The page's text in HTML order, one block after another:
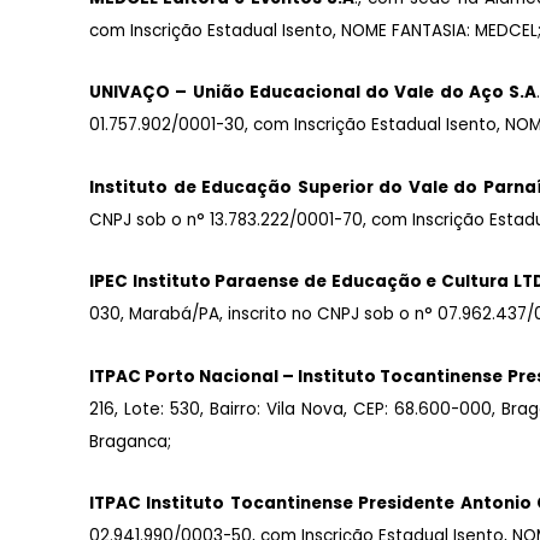
com Inscrição Estadual Isento, NOME FANTASIA: MEDCEL;
UNIVAÇO – União Educacional do Vale do Aço S.A
01.757.902/0001-30, com Inscrição Estadual Isento,
Instituto de Educação Superior do Vale do
CNPJ sob o n° 13.783.222/0001-70, com Inscrição
IPEC Instituto Paraense de Educação e Cultura
030, Marabá/PA, inscrito no CNPJ sob o n° 07.962.437/
ITPAC Porto Nacional – Instituto Tocantinense
216, Lote: 530, Bairro: Vila Nova, CEP: 68.600-000,
Braganca;
ITPAC Instituto Tocantinense Presidente Antonio